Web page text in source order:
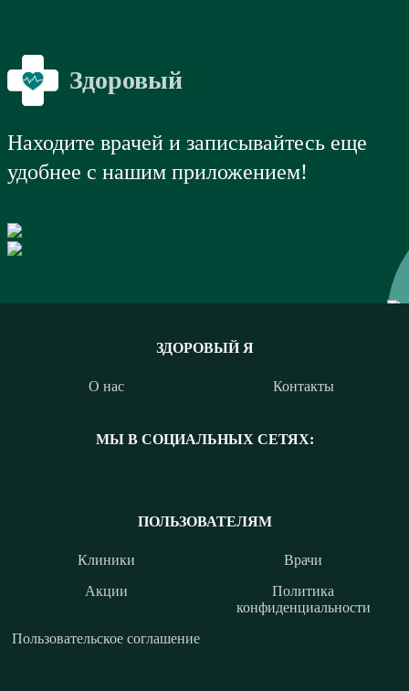
Здоровый
Находите врачей и записывайтесь еще
удобнее с нашим приложением!
ЗДОРОВЫЙ Я
О нас Контакты
МЫ В СОЦИАЛЬНЫХ СЕТЯХ:
ПОЛЬЗОВАТЕЛЯМ
Клиники
Врачи
Акции
Политика
конфиденциальности
Пользовательское соглашение